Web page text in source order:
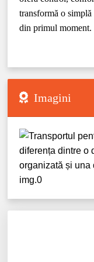
transformă o
din primul moment.
Imagini